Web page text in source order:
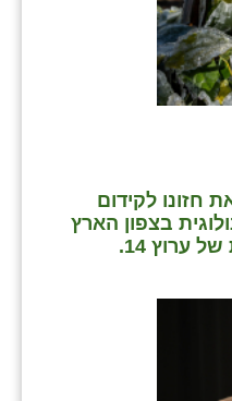
חזונו לקידום
בצפון הארץ
ערוץ 14.